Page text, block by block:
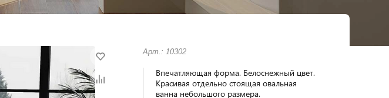
Арт.: 10302
Впечатляющая форма. Белоснежный цвет.
Красивая отдельно стоящая овальная
ванна небольшого размера.